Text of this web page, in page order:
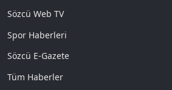
Sözcü Web TV
Spor Haberleri
Sözcü E-Gazete
Tüm Haberler